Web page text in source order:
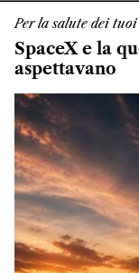
Per la salute dei
SpaceX e la
aspettavano